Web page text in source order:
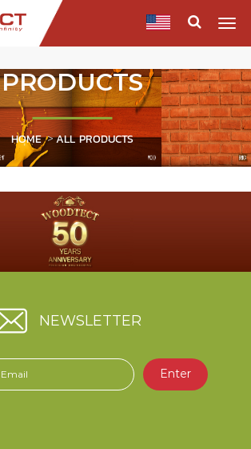
PRODUCTS
HOME ALL PRODUCTS
NEWSLETTER
Enter